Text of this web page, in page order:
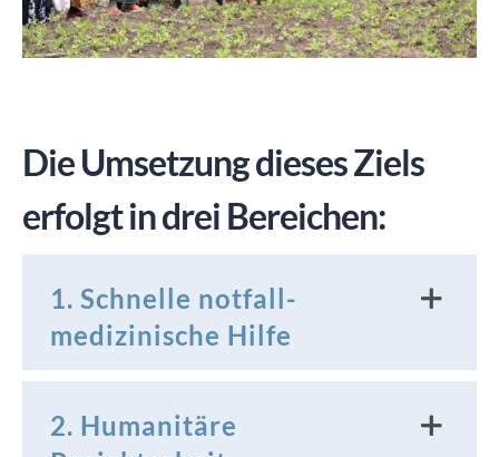
Die Umsetzung dieses Ziels
erfolgt in drei Bereichen:
1. Schnelle notfall-
medizinische Hilfe
2. Humanitäre